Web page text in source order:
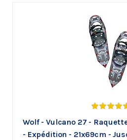
Wolf - Vulcano 27 -
- Expédition - 21x69cm -